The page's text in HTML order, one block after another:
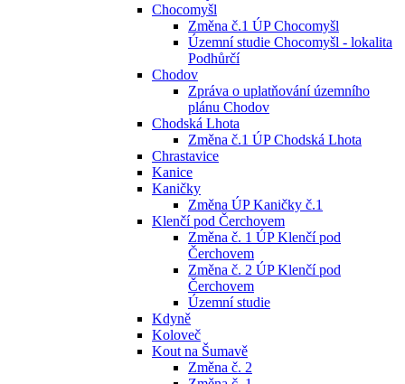
Chocomyšl
Změna č.1 ÚP Chocomyšl
Územní studie Chocomyšl - lokalita
Podhůrčí
Chodov
Zpráva o uplatňování územního
plánu Chodov
Chodská Lhota
Změna č.1 ÚP Chodská Lhota
Chrastavice
Kanice
Kaničky
Změna ÚP Kaničky č.1
Klenčí pod Čerchovem
Změna č. 1 ÚP Klenčí pod
Čerchovem
Změna č. 2 ÚP Klenčí pod
Čerchovem
Územní studie
Kdyně
Koloveč
Kout na Šumavě
Změna č. 2